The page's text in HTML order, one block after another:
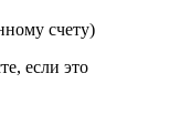
счету)
если это